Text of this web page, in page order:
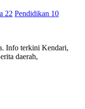
22 Pendidikan 10
Info terkini Kendari,
daerah,